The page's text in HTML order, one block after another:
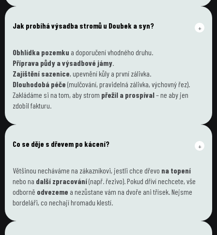
Jak probíhá výsadba stromů u Doubek a syn? +
Obhlídka pozemku a doporučení vhodného druhu.
Příprava půdy a výsadbové jámy.
Zajištění sazenice, upevnění kůly a první zálivka.
Dlouhodobá péče (mulčování, pravidelná zálivka, výchovný řez).
Zakládáme si na tom, aby strom přežil a prospíval – ne aby jen
zdobil fakturu.
Co se děje s dřevem po kácení? +
Většinou necháváme na zákazníkovi, jestli chce dřevo na topení
nebo na další zpracování (např. řezivo). Pokud dříví nechcete, vše
odborně odvezeme a nezůstane vám na dvoře ani třísek. Nejsme
bordeláři, co nechají hromadu klestí.